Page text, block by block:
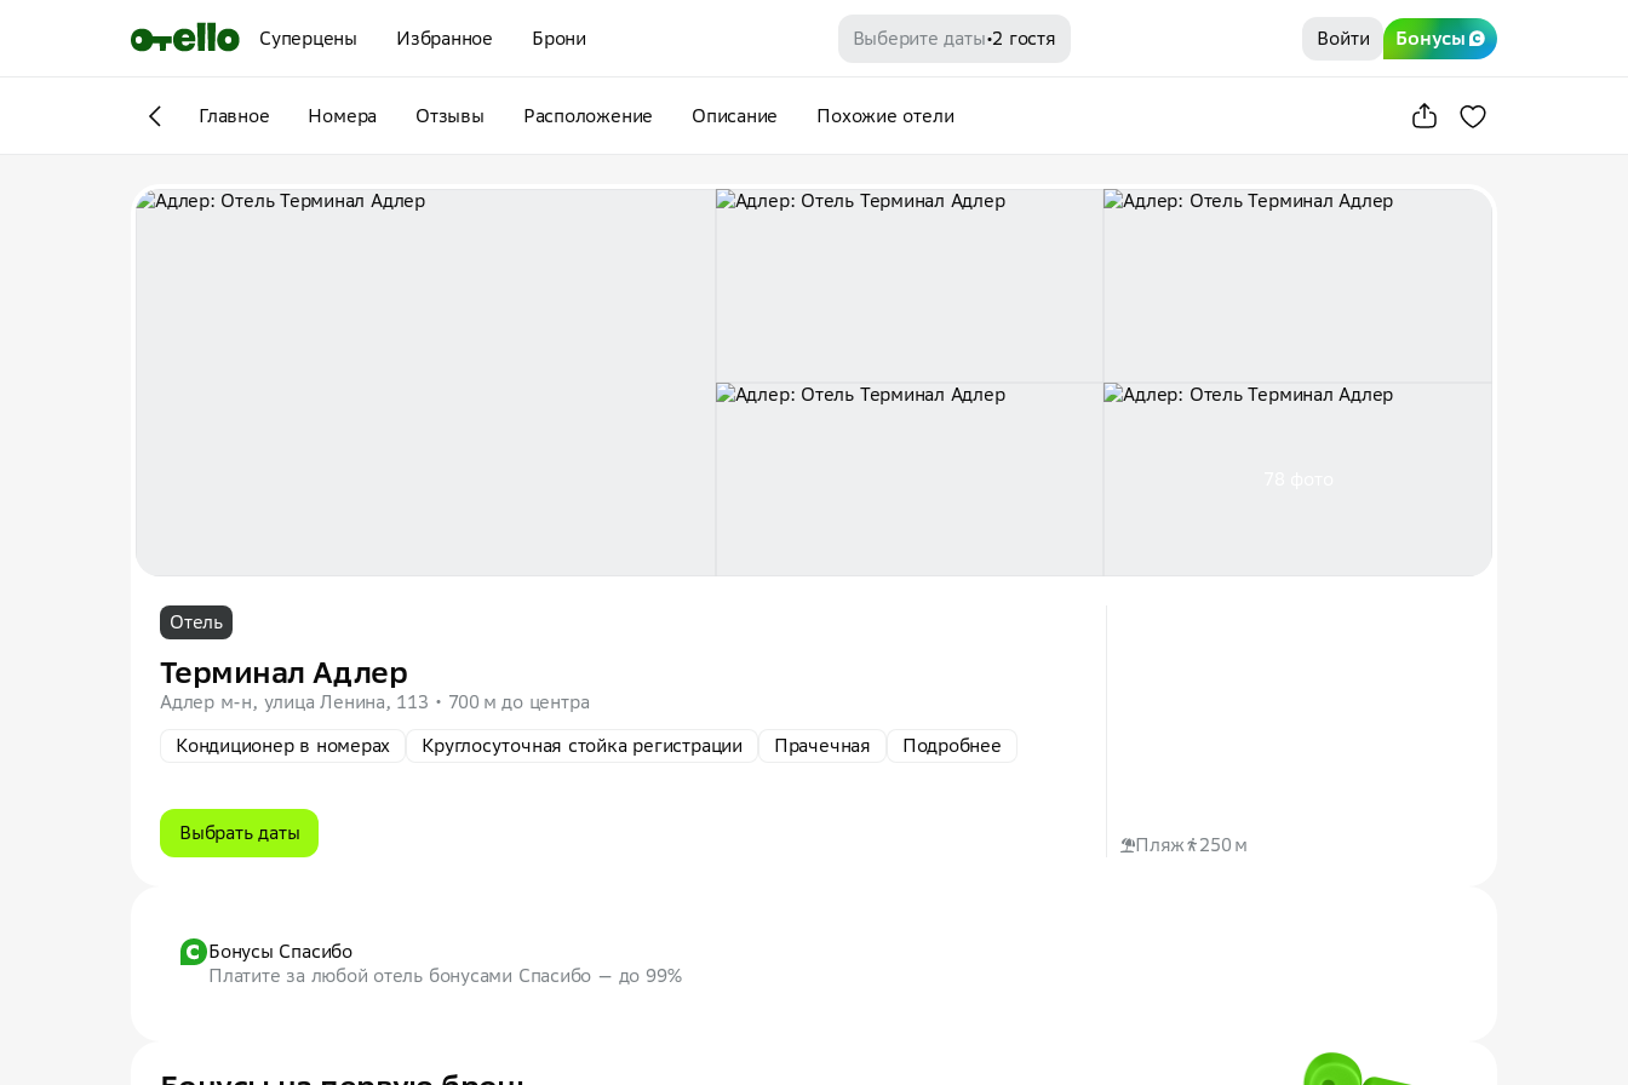
Суперцены Избранное Брони Выберите даты•2 гостя Войти Бонусы
Главное Номера Отзывы Расположение Описание Похожие отели
Отель
Терминал Адлер
Адлер м-н, улица Ленина, 113
700 м до центра
Кондиционер в номерах
Круглосуточная стойка регистрации Прачечная Подробнее
Выбрать даты
Пляж 250 м
Бонусы Спасибо
Платите за любой отель бонусами Спасибо — до 99%